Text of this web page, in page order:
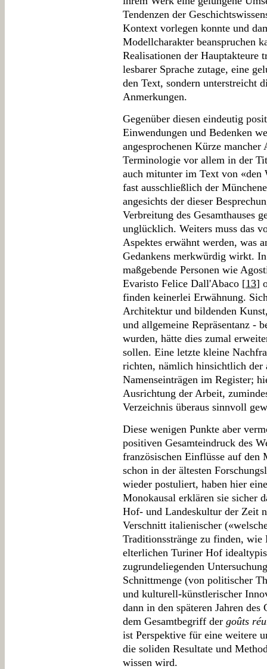
Tendenzen der
Kontext vorlegen konnte und
Modellcharakter beanspruchen
Realisationen der Hauptakteure
lesbarer Sprache zutage, eine
den Text, sondern unterstreicht
Anmerkungen.
Gegenüber diesen eindeutig
Einwendungen und Bedenken
angesprochenen Kürze
Terminologie vor allem in der
auch mitunter im Text von «den
fast ausschließlich der
angesichts der dieser
Verbreitung des Gesamthauses
unglücklich. Weiters muss das
Aspektes erwähnt werden, was
Gedankens merkwürdig wirkt.
maßgebende Personen wie
Evaristo Felice Dall'Abaco [13]
finden keinerlei Erwähnung.
Architektur und bildenden
und allgemeine Repräsentanz -
wurden, hätte dies zumal
sollen. Eine letzte kleine
richten, nämlich hinsichtlich der
Namenseinträgen im Register;
Ausrichtung der Arbeit,
Verzeichnis überaus sinnvoll
Diese wenigen Punkte aber
positiven Gesamteindruck des
französischen Einflüsse auf
schon in der ältesten
wieder postuliert, haben hier
Monokausal erklären sie sicher
Hof- und Landeskultur der Zeit
Verschnitt italienischer
Traditionsstränge zu finden, wie
elterlichen Turiner Hof
zugrundeliegenden
Schnittmenge (von politischer
und kulturell-künstlerischer
dann in den späteren Jahren
dem Gesamtbegriff der goûts
ist Perspektive für eine weitere
die soliden Resultate und
wissen wird.